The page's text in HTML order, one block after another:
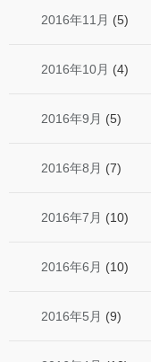
2016年11月 (5)
2016年10月 (4)
2016年9月 (5)
2016年8月 (7)
2016年7月 (10)
2016年6月 (10)
2016年5月 (9)